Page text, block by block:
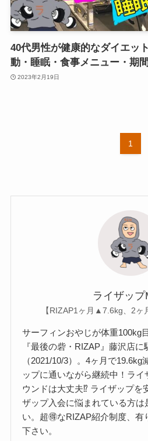
40代男性が健康的なダイエ
動・睡眠・食事メニュー・期
2023年2月19日
1
ライザップ
【RIZAP1ヶ月▲7.6kg、2ヶ
サーフィンおやじが体重100kg
『最後の砦・RIZAP』藤沢店に
（2021/10/3）。4ヶ月で
ップに通いながら継続中！ラ
ウンドは大丈夫⁉︎ ライザップを
ザップ入会に悩まれている方は
い。超🉐なRIZAP紹介制度、有
下さい。